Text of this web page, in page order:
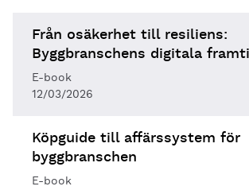
Från osäkerhet till resiliens:
Byggbranschens digitala
E-book
12/03/2026
Köpguide till affärssystem för
byggbranschen
E-book